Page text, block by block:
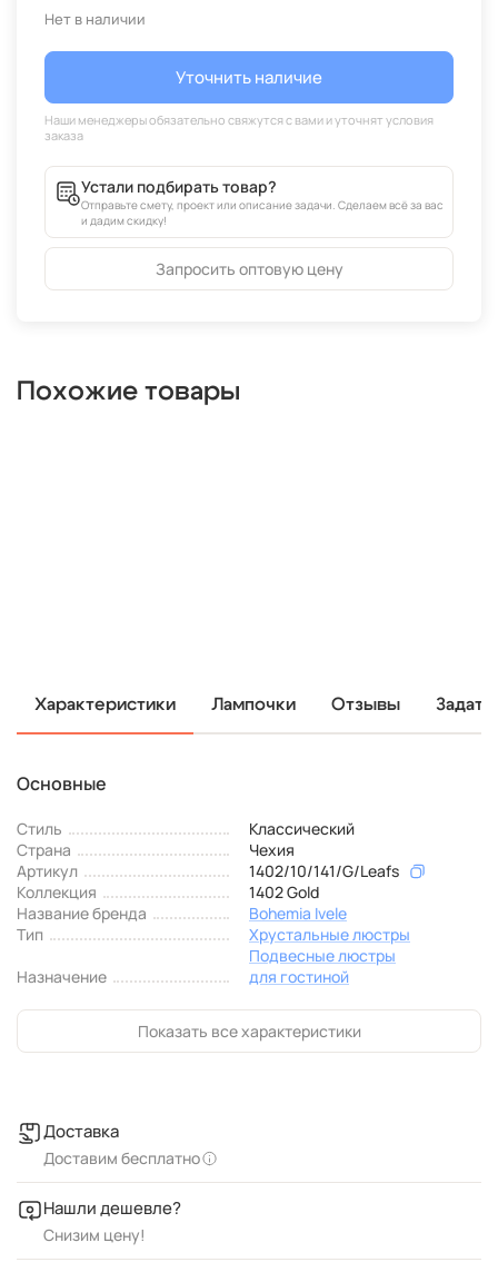
Нет в наличии
Уточнить наличие
Устали подбирать товар?
Отправьте смету, проект или описание задачи. Сделаем всё за вас
и дадим скидку!
Запросить оптовую цену
Похожие товары
Характеристики Лампочки Отзывы
Основные
Стиль
Классический
Страна
Чехия
Артикул
1402/10/141/G/Leafs
Коллекция
1402 Gold
Название бренда
Bohemia Ivele
Тип
Хрустальные люстры
Подвесные люстры
Назначение
для гостиной
Показать все характеристики
Доставка
Доставим бесплатно
Нашли дешевле?
Снизим цену!